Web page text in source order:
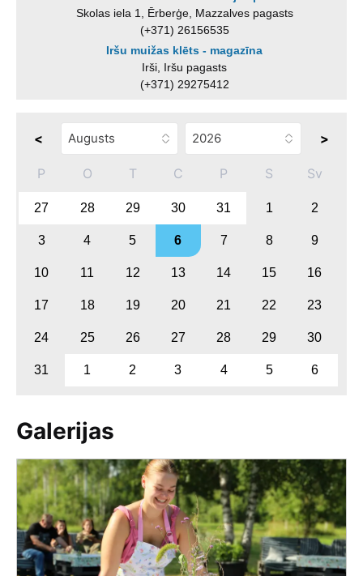
Skolas iela 1, Ērberģe, Mazzalves pagasts
(+371) 26156535
Iršu muižas klēts - magazīna
Irši, Iršu pagasts
(+371) 29275412
< >
P O T C P S Sv
27 28 29 30 31 1 2
3 4 5 6 7 8 9
10 11 12 13 14 15 16
17 18 19 20 21 22 23
24 25 26 27 28 29 30
31 1 2 3 4 5 6
Galerijas